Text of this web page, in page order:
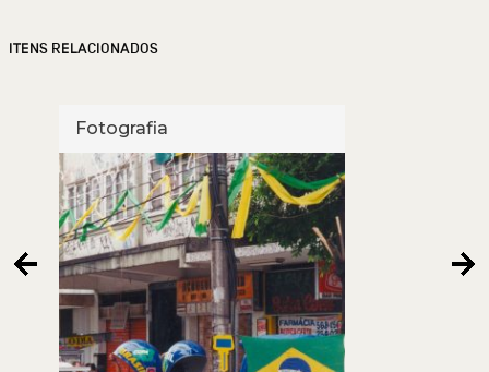
ITENS RELACIONADOS
Fotografia